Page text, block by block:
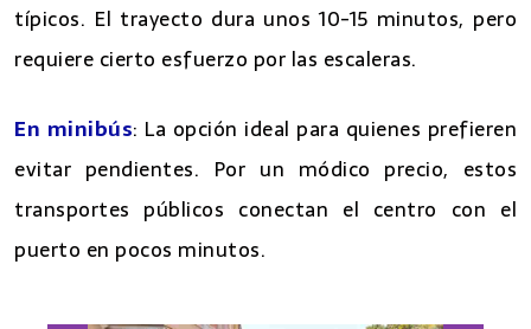
típicos. El trayecto dura unos 10-15 minutos, pero
requiere cierto esfuerzo por las escaleras.
En minibús: La opción ideal para quienes prefieren
evitar pendientes. Por un módico precio, estos
transportes públicos conectan el centro con el
puerto en pocos minutos.